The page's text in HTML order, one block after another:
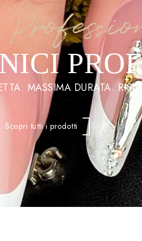
MASSIMA DURATA.
Scopri tutti i prodotti